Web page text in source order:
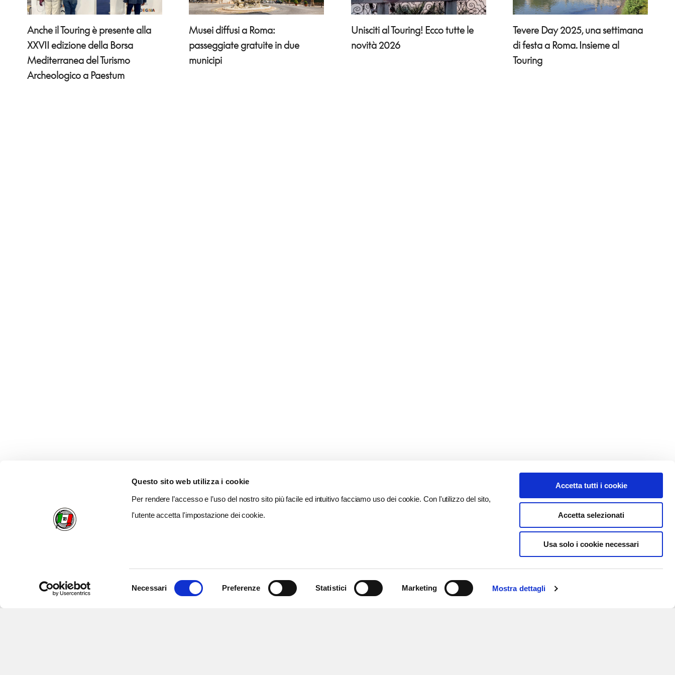
Questo sito web utilizza i cookie
Per rendere l’accesso e l’uso del nostro sito più facile ed intuitivo facciamo uso dei cookie. Con l'utilizzo del sito,
l'utente accetta l'impostazione dei cookie.
Necessari Preferenze Statistici Marketing Mostra dettagli
Accetta tutti i cookie
Accetta selezionati
Usa solo i cookie necessari
Anche il Touring è presente alla
XXVII edizione della Borsa
Mediterranea del Turismo
Archeologico a Paestum
Musei diffusi a Roma:
passeggiate gratuite in due
municipi
Unisciti al Touring! Ecco tutte le
novità 2026
Tevere Day 2025, una settimana
di festa a Roma. Insieme al
Touring